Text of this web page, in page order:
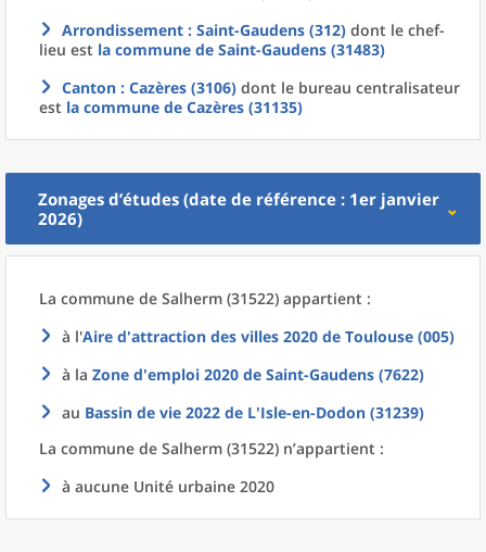
Arrondissement : Saint-Gaudens (312) dont le chef-
lieu est la commune de Saint-Gaudens (31483)
Canton : Cazères (3106) dont le bureau centralisateur
est la commune de Cazères (31135)
Zonages d’études (date de référence : 1er janvier
2026)
La commune de Salherm (31522) appartient :
à l'Aire d'attraction des villes 2020 de Toulouse (005)
à la Zone d'emploi 2020 de Saint-Gaudens (7622)
au Bassin de vie 2022 de L'Isle-en-Dodon (31239)
La commune de Salherm (31522) n’appartient :
à aucune Unité urbaine 2020